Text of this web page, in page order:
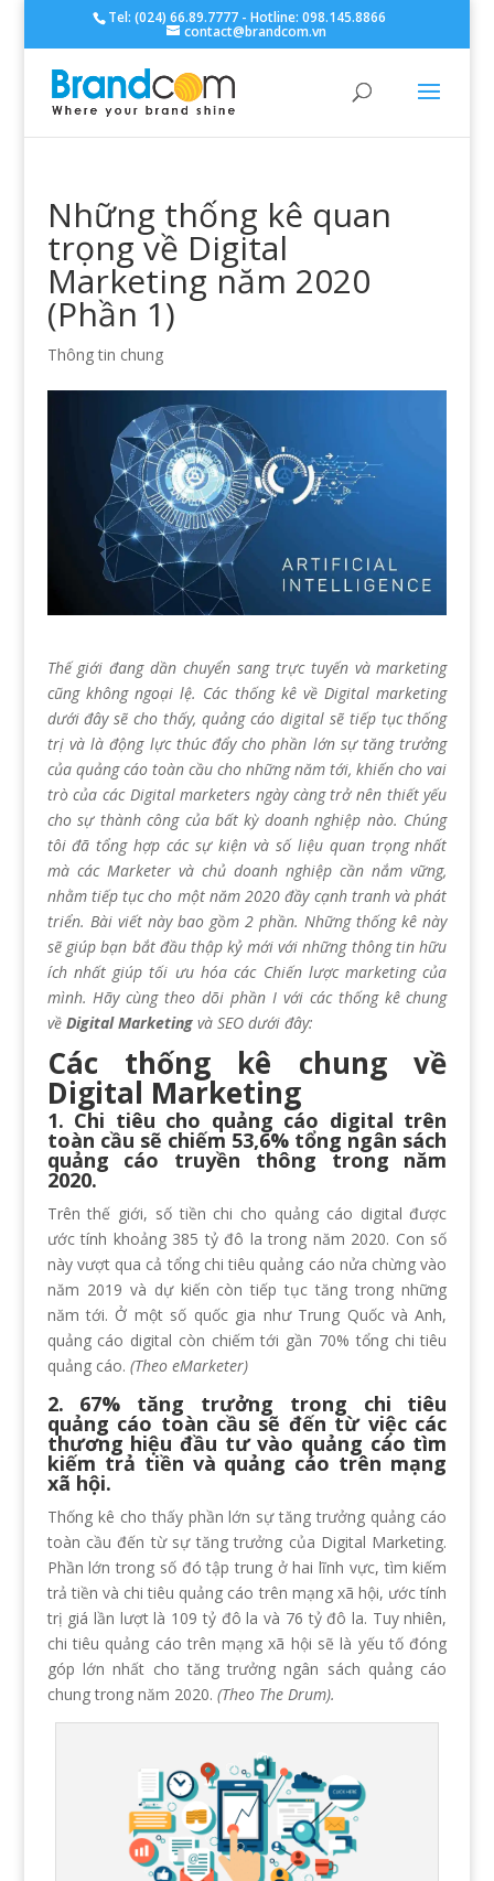
Tel: (024) 66.89.7777 - Hotline: 098.145.8866
contact@brandcom.vn
Những thống kê quan
trọng về Digital
Marketing năm 2020
(Phần 1)
Thông tin chung
Thế giới đang dần chuyển sang trực tuyến và marketing
cũng không ngoại lệ. Các thống kê về Digital marketing
dưới đây sẽ cho thấy, quảng cáo digital sẽ tiếp tục thống
trị và là động lực thúc đẩy cho phần lớn sự tăng trưởng
của quảng cáo toàn cầu cho những năm tới, khiến cho vai
trò của các Digital marketers ngày càng trở nên thiết yếu
cho sự thành công của bất kỳ doanh nghiệp nào. Chúng
tôi đã tổng hợp các sự kiện và số liệu quan trọng nhất
mà các Marketer và chủ doanh nghiệp cần nắm vững,
nhằm tiếp tục cho một năm 2020 đầy cạnh tranh và phát
triển. Bài viết này bao gồm 2 phần. Những thống kê này
sẽ giúp bạn bắt đầu thập kỷ mới với những thông tin hữu
ích nhất giúp tối ưu hóa các Chiến lược marketing của
mình. Hãy cùng theo dõi phần I với các thống kê chung
về Digital Marketingvà SEO dưới đây:
Các thống kê chung về
Digital Marketing
1. Chi tiêu cho quảng cáo digital trên
toàn cầu sẽ chiếm 53,6% tổng ngân sách
quảng cáo truyền thông trong năm
2020.
Trên thế giới, số tiền chi cho quảng cáo digital được
ước tính khoảng 385 tỷ đô la trong năm 2020. Con số
này vượt qua cả tổng chi tiêu quảng cáo nửa chừng vào
năm 2019 và dự kiến ​​còn tiếp tục tăng trong những
năm tới. Ở một số quốc gia như Trung Quốc và Anh,
quảng cáo digital còn chiếm tới gần 70% tổng chi tiêu
quảng cáo. (Theo eMarketer)
2. 67% tăng trưởng trong chi tiêu
quảng cáo toàn cầu sẽ đến từ việc các
thương hiệu đầu tư vào quảng cáo tìm
kiếm trả tiền và quảng cáo trên mạng
xã hội.
Thống kê cho thấy phần lớn sự tăng trưởng quảng cáo
toàn cầu đến từ sự tăng trưởng của Digital Marketing.
Phần lớn trong số đó tập trung ở hai lĩnh vực, tìm kiếm
trả tiền và chi tiêu quảng cáo trên mạng xã hội, ước tính
trị giá lần lượt là 109 tỷ đô la và 76 tỷ đô la. Tuy nhiên,
chi tiêu quảng cáo trên mạng xã hội sẽ là yếu tố đóng
góp lớn nhất cho tăng trưởng ngân sách quảng cáo
chung trong năm 2020. (Theo The Drum).